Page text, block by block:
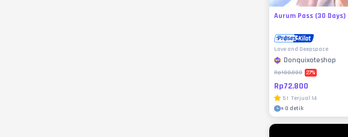
Aurum Pass (30 Days)
Love and Deepspace
Donquixoteshop
Rp100.000 27%
Rp72.800
5 | Terjual 14
± 0 detik